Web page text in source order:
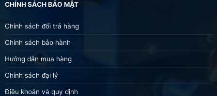
CHÍNH SÁCH BẢO MẬT
Chính sách đổi trả hàng
Chính sách bảo hành
Hướng dẫn mua hàng
Chính sách đại lý
Điều khoản và quy định